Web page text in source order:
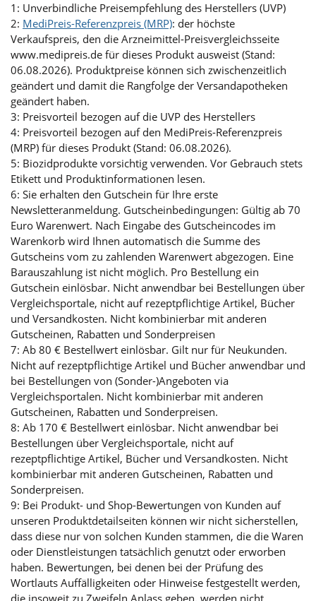
1: Unverbindliche Preisempfehlung des Herstellers (UVP)
2: MediPreis-Referenzpreis (MRP): der höchste
Verkaufspreis, den die Arzneimittel-Preisvergleichsseite
www.medipreis.de für dieses Produkt ausweist (Stand:
06.08.2026). Produktpreise können sich zwischenzeitlich
geändert und damit die Rangfolge der Versandapotheken
geändert haben.
3: Preisvorteil bezogen auf die UVP des Herstellers
4: Preisvorteil bezogen auf den MediPreis-Referenzpreis
(MRP) für dieses Produkt (Stand: 06.08.2026).
5: Biozidprodukte vorsichtig verwenden. Vor Gebrauch stets
Etikett und Produktinformationen lesen.
6: Sie erhalten den Gutschein für Ihre erste
Newsletteranmeldung. Gutscheinbedingungen: Gültig ab 70
Euro Warenwert. Nach Eingabe des Gutscheincodes im
Warenkorb wird Ihnen automatisch die Summe des
Gutscheins vom zu zahlenden Warenwert abgezogen. Eine
Barauszahlung ist nicht möglich. Pro Bestellung ein
Gutschein einlösbar. Nicht anwendbar bei Bestellungen über
Vergleichsportale, nicht auf rezeptpflichtige Artikel, Bücher
und Versandkosten. Nicht kombinierbar mit anderen
Gutscheinen, Rabatten und Sonderpreisen
7: Ab 80 € Bestellwert einlösbar. Gilt nur für Neukunden.
Nicht auf rezeptpflichtige Artikel und Bücher anwendbar und
bei Bestellungen von (Sonder-)Angeboten via
Vergleichsportalen. Nicht kombinierbar mit anderen
Gutscheinen, Rabatten und Sonderpreisen.
8: Ab 170 € Bestellwert einlösbar. Nicht anwendbar bei
Bestellungen über Vergleichsportale, nicht auf
rezeptpflichtige Artikel, Bücher und Versandkosten. Nicht
kombinierbar mit anderen Gutscheinen, Rabatten und
Sonderpreisen.
9: Bei Produkt- und Shop-Bewertungen von Kunden auf
unseren Produktdetailseiten können wir nicht sicherstellen,
dass diese nur von solchen Kunden stammen, die die Waren
oder Dienstleistungen tatsächlich genutzt oder erworben
haben. Bewertungen, bei denen bei der Prüfung des
Wortlauts Auffälligkeiten oder Hinweise festgestellt werden,